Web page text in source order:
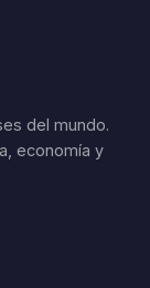
del mundo.
economía y